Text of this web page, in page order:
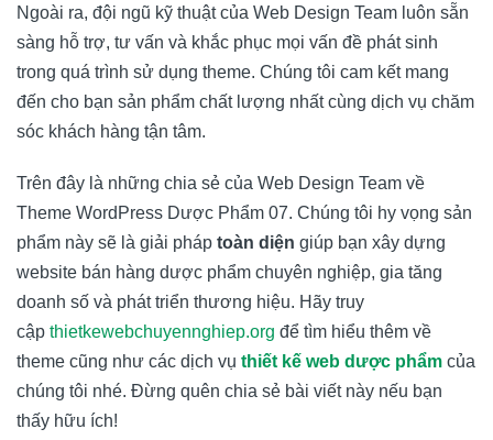
Ngoài ra, đội ngũ kỹ thuật của Web Design Team luôn sẵn
sàng hỗ trợ, tư vấn và khắc phục mọi vấn đề phát sinh
trong quá trình sử dụng theme. Chúng tôi cam kết mang
đến cho bạn sản phẩm chất lượng nhất cùng dịch vụ chăm
sóc khách hàng tận tâm.
Trên đây là những chia sẻ của Web Design Team về
Theme WordPress Dược Phẩm 07. Chúng tôi hy vọng sản
phẩm này sẽ là giải pháp toàn diện giúp bạn xây dựng
website bán hàng dược phẩm chuyên nghiệp, gia tăng
doanh số và phát triển thương hiệu. Hãy truy
cập thietkewebchuyennghiep.org để tìm hiểu thêm về
theme cũng như các dịch vụ thiết kế web dược phẩm của
chúng tôi nhé. Đừng quên chia sẻ bài viết này nếu bạn
thấy hữu ích!